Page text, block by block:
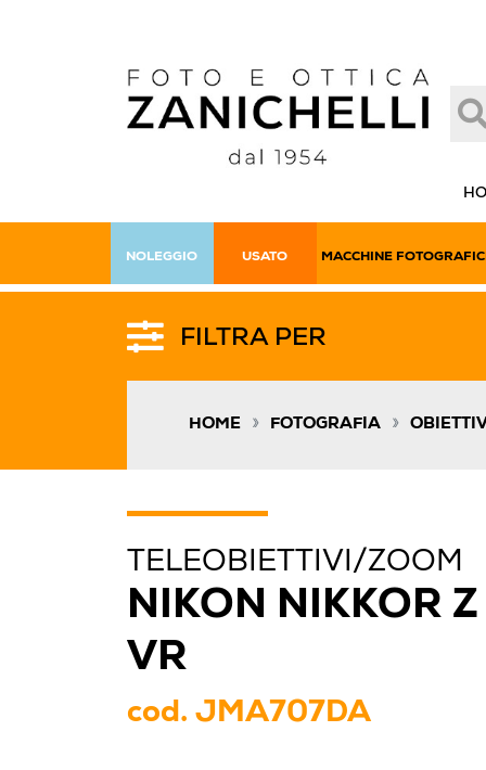
NOLEGGIO USATO MACCHINE
FILTRA PER
HOME » FOTOGRAFIA »
TELEOBIETTIVI/ZOOM
NIKON NIKKOR
VR
cod. JMA707DA